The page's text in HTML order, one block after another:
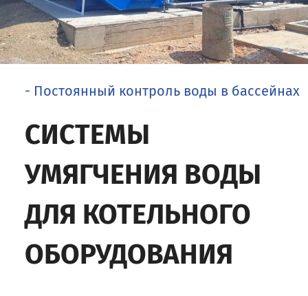
- Постоянный контроль воды в бассейнах
СИСТЕМЫ
УМЯГЧЕНИЯ ВОДЫ
ДЛЯ КОТЕЛЬНОГО
ОБОРУДОВАНИЯ